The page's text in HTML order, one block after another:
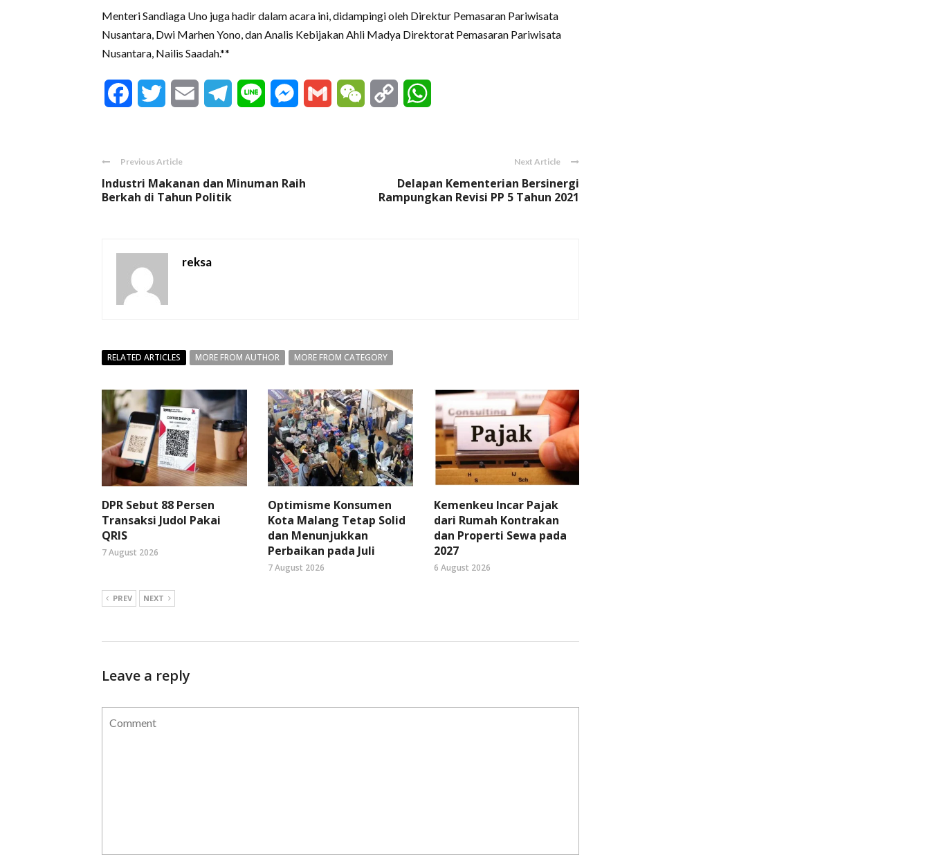
Menteri Sandiaga Uno juga hadir dalam acara ini, didampingi oleh Direktur Pemasaran Pariwisata
Nusantara, Dwi Marhen Yono, dan Analis Kebijakan Ahli Madya Direktorat Pemasaran Pariwisata
Nusantara, Nailis Saadah.**
FacebookTwitter Email Telegram
Line Messenger
Gmail WeChat Copy
Previous Article
Industri Makanan dan Minuman Raih
Berkah di Tahun Politik
Next Article
Delapan Kementerian Bersinergi
Rampungkan Revisi PP 5 Tahun 2021
reksa
RELATED ARTICLES MORE FROM AUTHOR MORE FROM CATEGORY
DPR Sebut 88 Persen
Transaksi Judol Pakai
QRIS
7 August 2026
Optimisme Konsumen
Kota Malang Tetap Solid
dan Menunjukkan
Perbaikan pada Juli
7 August 2026
Kemenkeu Incar Pajak
dari Rumah Kontrakan
dan Properti Sewa pada
2027
6 August 2026
PREV NEXT
Leave a reply